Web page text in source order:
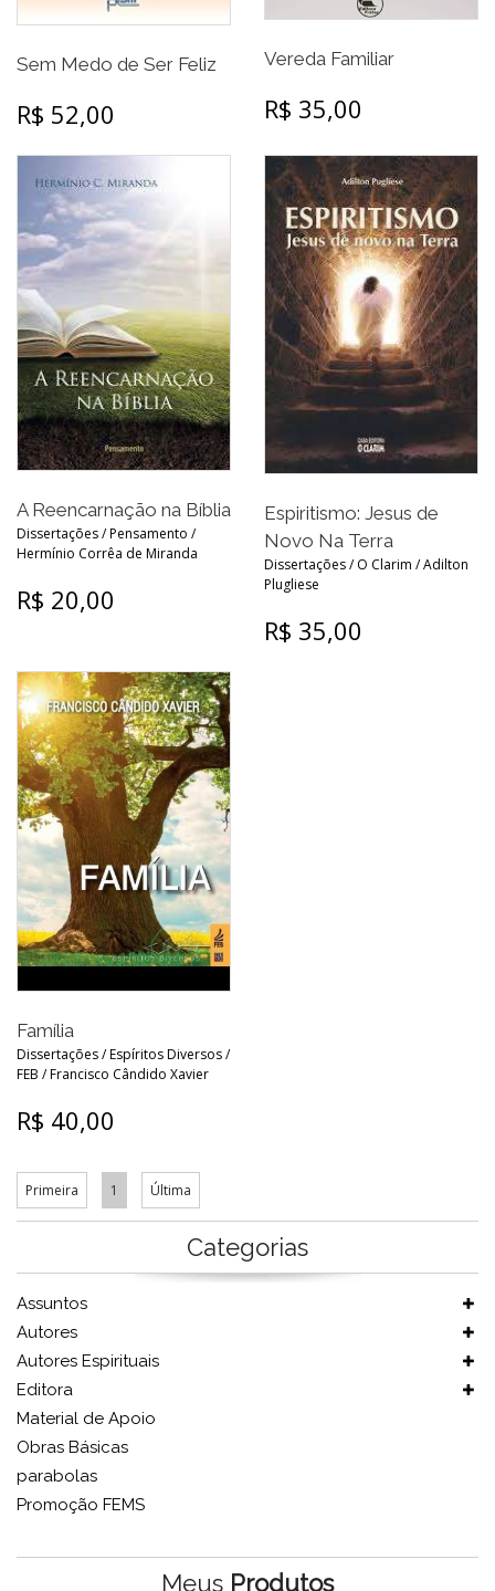
Categorias
Assuntos
Autores
Autores Espirituais
Editora
Material de Apoio
Obras Básicas
parabolas
Promoção FEMS
Meus Produtos
Sem Medo de Ser Feliz
R$ 52,00
Vereda Familiar
R$ 35,00
A Reencarnação na Bíblia
Dissertações / Pensamento /
Hermínio Corrêa de Miranda
R$ 20,00
Espiritismo: Jesus de
Novo Na Terra
Dissertações / O Clarim / Adilton
Plugliese
R$ 35,00
Família
Dissertações / Espíritos Diversos /
FEB / Francisco Cândido Xavier
R$ 40,00
Primeira 1 Última